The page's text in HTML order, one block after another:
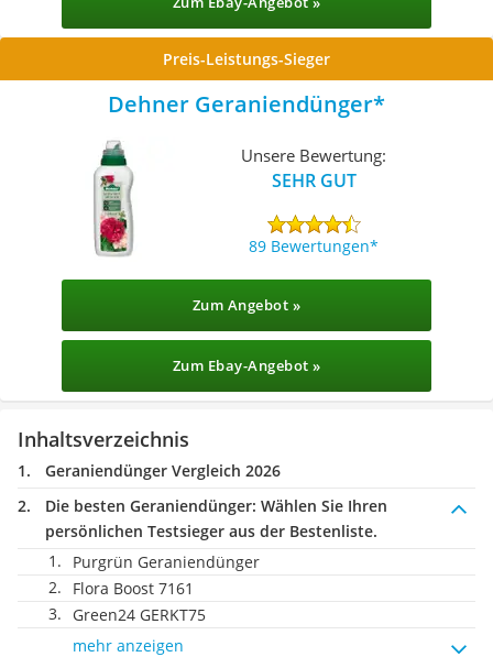
Preis-Leistungs-Sieger
Dehner Geraniendünger
Unsere Bewertung:
SEHR GUT
89 Bewertungen
Zum Angebot »
Zum Ebay-Angebot »
Inhaltsverzeichnis
Geraniendünger Vergleich 2026
Die besten Geraniendünger: Wählen Sie Ihren
persönlichen Testsieger aus der Bestenliste.
Purgrün Geraniendünger
Flora Boost 7161
Green24 GERKT75
mehr anzeigen